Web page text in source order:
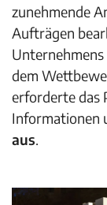
zunehmende
Aufträgen
dem
erforderte das
Informationen
aus.